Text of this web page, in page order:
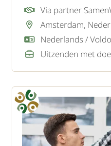
particuliere woningen
watermeters te vervangen. Een
achtergrond is niet
volledige training en
Via partner
Amsterdam,
Nederlands /
Uitzenden met